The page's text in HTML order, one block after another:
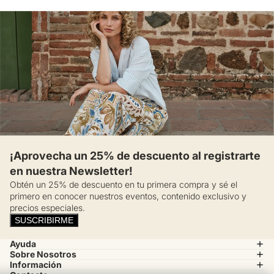
¡Aprovecha un 25% de descuento al registrarte
en nuestra Newsletter!
Obtén un 25% de descuento en tu primera compra y sé el
primero en conocer nuestros eventos, contenido exclusivo y
precios especiales.
SUSCRIBIRME
Ayuda
Sobre Nosotros
Información